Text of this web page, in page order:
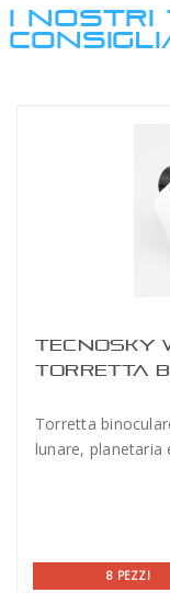
I NOSTRI
TECNOSKY
TORRETTA
Torretta
lunare, planetaria
8 PEZZI